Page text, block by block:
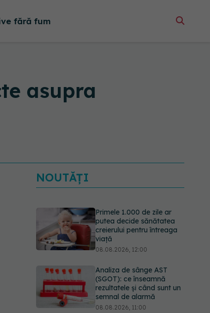
fără fum
asupra
NOUTĂȚI
Primele 1.000 de zile ar
putea decide sănătatea
creierului pentru întreaga
viață
08.08.2026, 12:00
Analiza de sânge AST
(SGOT): ce înseamnă
rezultatele și când sunt un
semnal de alarmă
08.08.2026, 11:00